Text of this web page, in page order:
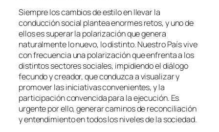
Siempre los cambios de estilo en llevar la
conducción social plantea enormes retos, y uno de
ellos es superar la polarización que genera
naturalmente lo nuevo, lo distinto. Nuestro País vive
con frecuencia una polarización que enfrenta a los
distintos sectores sociales, impidiendo el diálogo
fecundo y creador, que conduzca a visualizar y
promover las iniciativas convenientes, y la
participación convencida para la ejecución. Es
urgente por ello, generar caminos de reconciliación
y entendimiento en todos los niveles de la sociedad.